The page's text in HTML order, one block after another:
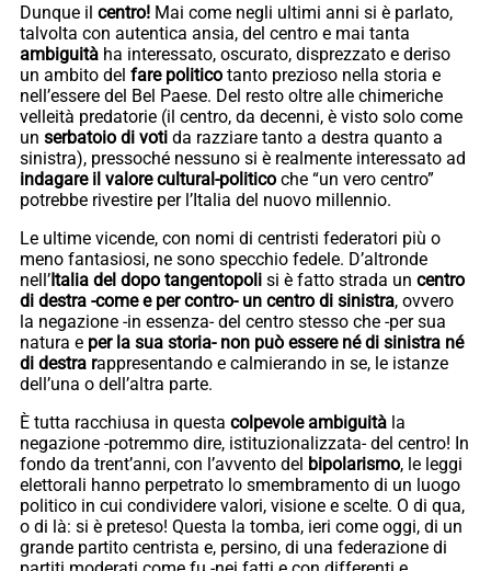
Dunque il centro! Mai come negli ultimi anni si è parlato,
talvolta con autentica ansia, del centro e mai tanta
ambiguità ha interessato, oscurato, disprezzato e deriso
un ambito del fare politico tanto prezioso nella storia e
nell’essere del Bel Paese. Del resto oltre alle chimeriche
velleità predatorie (il centro, da decenni, è visto solo come
un serbatoio di voti da razziare tanto a destra quanto a
sinistra), pressoché nessuno si è realmente interessato ad
indagare il valore cultural-politico che “un vero centro”
potrebbe rivestire per l’Italia del nuovo millennio.
Le ultime vicende, con nomi di centristi federatori più o
meno fantasiosi, ne sono specchio fedele. D’altronde
nell’Italia del dopo tangentopoli si è fatto strada un centro
di destra -come e per contro- un centro di sinistra, ovvero
la negazione -in essenza- del centro stesso che -per sua
natura e per la sua storia- non può essere né di sinistra né
di destra rappresentando e calmierando in se, le istanze
dell’una o dell’altra parte.
È tutta racchiusa in questa colpevole ambiguità la
negazione -potremmo dire, istituzionalizzata- del centro! In
fondo da trent’anni, con l’avvento del bipolarismo, le leggi
elettorali hanno perpetrato lo smembramento di un luogo
politico in cui condividere valori, visione e scelte. O di qua,
o di là: si è preteso! Questa la tomba, ieri come oggi, di un
grande partito centrista e, persino, di una federazione di